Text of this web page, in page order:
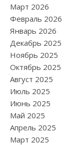
Март 2026
Февраль 2026
Январь 2026
Декабрь 2025
Ноябрь 2025
Октябрь 2025
Август 2025
Июль 2025
Июнь 2025
Май 2025
Апрель 2025
Март 2025